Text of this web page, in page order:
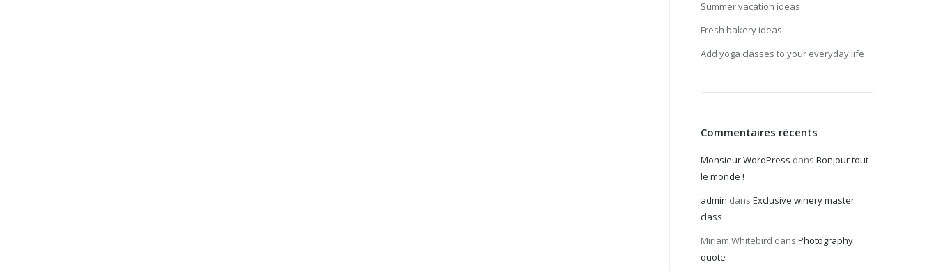
Summer vacation ideas
Fresh bakery ideas
Add yoga classes to your everyday life
Commentaires récents
Monsieur WordPress dansBonjour tout
le monde !
admin dansExclusive winery master
class
Miriam Whitebird dansPhotography
quote